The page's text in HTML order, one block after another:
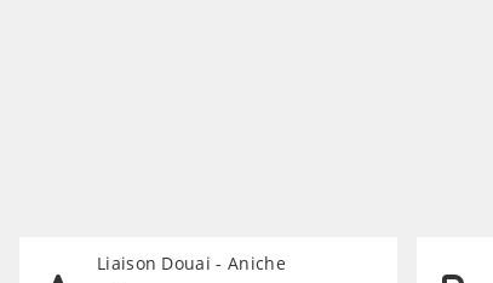
Liaison Douai - Aniche